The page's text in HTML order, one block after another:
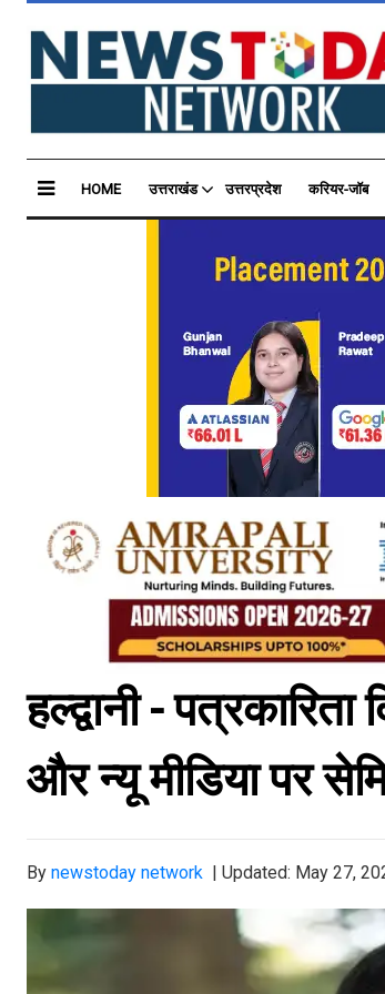
HOME उत्तराखंड उत्तरप्रदेश करियर-जॉब
हल्द्वानी -
और न्यू मीडिया पर
By newstoday network | Updated: May 27,